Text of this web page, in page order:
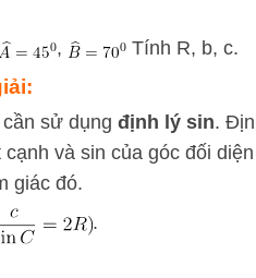
, Tính R, b, c.
sử dụng định lý sin.
và sin của góc đối
giác đó.
.